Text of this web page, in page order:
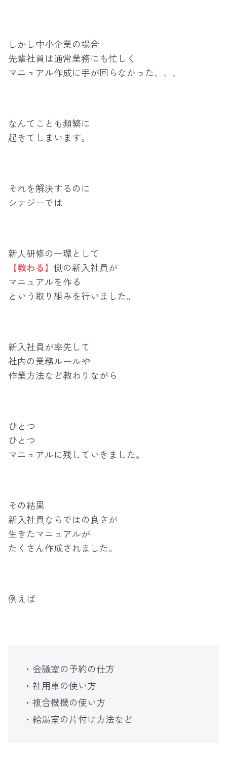
しかし中小企業の場合
先輩社員は通常業務にも忙しく
マニュアル作成に手が回らなかった、、、
なんてことも頻繁に
起きてしまいます。
それを解決するのに
シナジーでは
新人研修の一環として
【教わる】 側の新入社員が
マニュアルを作る
という取り組みを行いました。
新入社員が率先して
社内の業務ルールや
作業方法など教わりながら
ひとつ
ひとつ
マニュアルに残していきました。
その結果
新入社員ならではの良さが
生きたマニュアルが
たくさん作成されました。
例えば
・会議室の予約の仕方
・社用車の使い方
・複合機機の使い方
・給湯室の片付け方法など